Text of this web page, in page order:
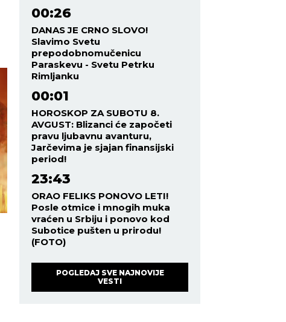
00:26
DANAS JE CRNO SLOVO!
Slavimo Svetu
prepodobnomučenicu
Paraskevu - Svetu Petrku
Rimljanku
00:01
HOROSKOP ZA SUBOTU 8.
AVGUST: Blizanci će započeti
pravu ljubavnu avanturu,
Jarčevima je sjajan finansijski
period!
23:43
ORAO FELIKS PONOVO LETI!
Posle otmice i mnogih muka
vraćen u Srbiju i ponovo kod
Subotice pušten u prirodu!
(FOTO)
POGLEDAJ SVE NAJNOVIJE
VESTI